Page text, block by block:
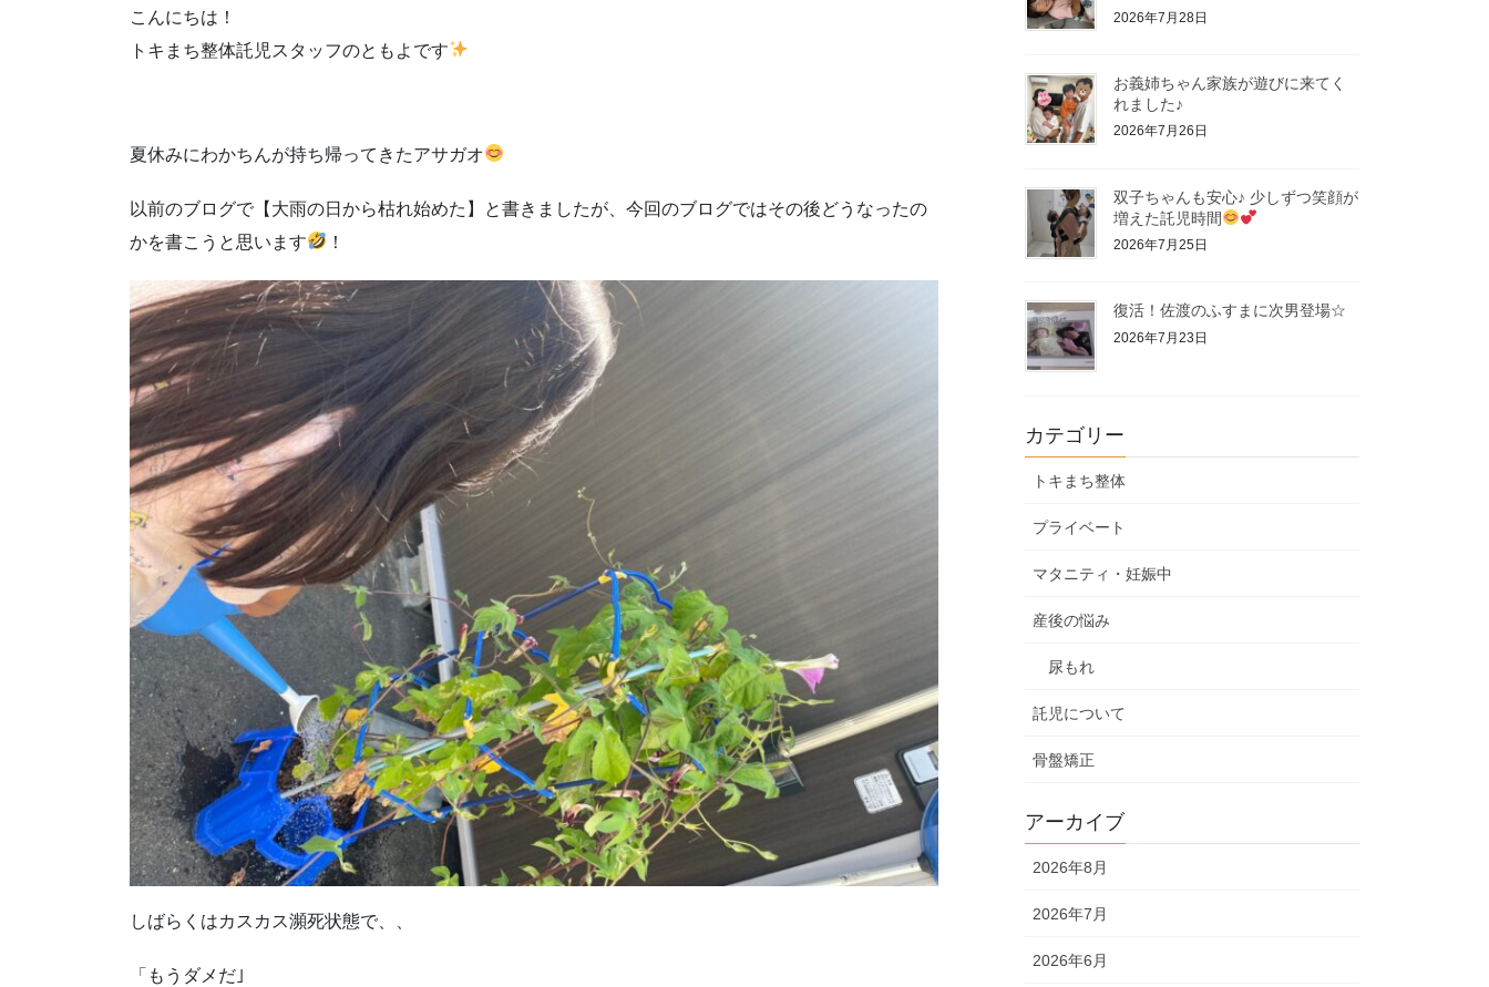
こんにちは！
トキまち整体託児スタッフのともよです
夏休みにわかちんが持ち帰ってきたアサガオ
以前のブログで【大雨の日から枯れ始めた】と書きましたが、今回のブログではその後どうなったの
かを書こうと思います
！
しばらくはカスカス瀕死状態で、、
「もうダメだ｣
2026年7月28日
お義姉ちゃん家族が遊びに来てく
れました♪
2026年7月26日
双子ちゃんも安心♪ 少しずつ笑顔が
増えた託児時間
2026年7月25日
復活！佐渡のふすまに次男登場☆
2026年7月23日
カテゴリー
トキまち整体
プライベート
マタニティ・妊娠中
産後の悩み
尿もれ
託児について
骨盤矯正
アーカイブ
2026年8月
2026年7月
2026年6月